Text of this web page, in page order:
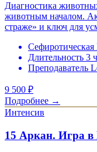
Диагностика
животным началом.
страже» и ключ для
Длительность 3
Преподаватель
9 500 ₽
Подробнее →
Интенсив
15 Аркан. Игра